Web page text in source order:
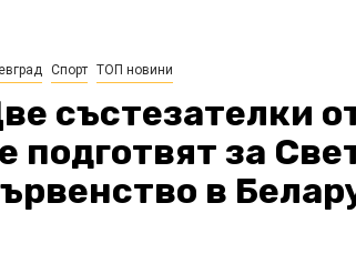
Спорт ТОП новини
състезателки
подготвят за
в